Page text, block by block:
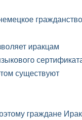
иракцам
существуют
граждане